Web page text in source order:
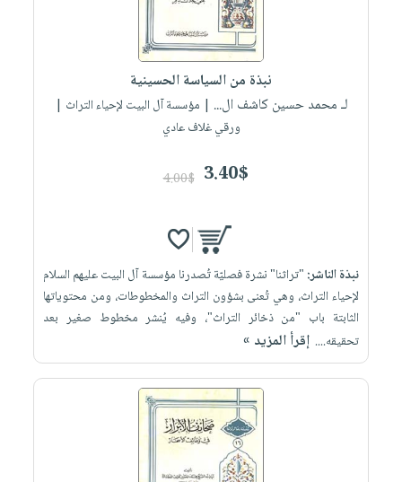
نبذة من السياسة الحسينية
لـ محمد حسين كاشف ال... | مؤسسة آل البيت لإحياء التراث |
ورقي غلاف عادي
3.40$
4.00$
نبذة الناشر: "تراثنا" نشرة فصليّة تُصدرنا مؤسسة آل البيت عليهم السلام
لإحياء التراث، وهي تُعنى بشؤون التراث والمخطوطات، ومن محتوياتها
الثابتة باب "من ذخائر التراث"، وفيه يُنشر مخطوط صغير بعد
تحقيقه.... إقرأ المزيد »